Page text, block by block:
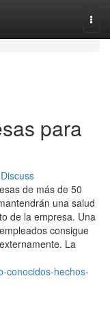
para
Discuss
de más de 50
una salud
de la empresa. Una
consigue
La
conocidos-hechos-